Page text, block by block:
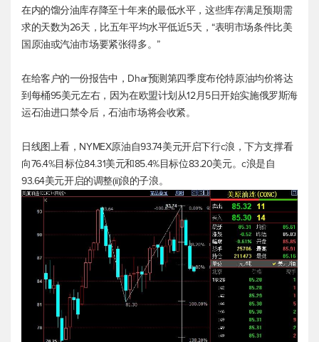
在内的馏分油库存降至十年来的最低水平，这些库存满足预期需
求的天数为26天，比五年平均水平低近5天，“表明市场条件比美
国原油或汽油市场要紧张得多。”
在给客户的一份报告中，Dhar预测第四季度布伦特原油均价将达
到每桶95美元左右，因为在欧盟计划从12月5日开始实施俄罗斯海
运石油进口禁令后，石油市场将会收紧。
日线图上看，NYMEX原油自93.74美元开启下行c浪，下方支撑看
向76.4%目标位84.31美元和85.4%目标位83.20美元。c浪是自
93.64美元开启的调整(ii)浪的子浪。